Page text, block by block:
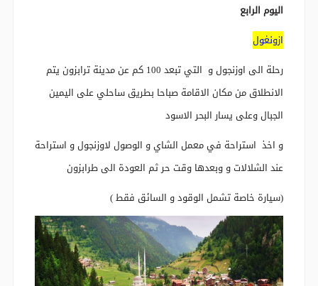
اليوم الرابع
ازونغول
رحلة الى اوزنجول و التي تبعد 100 كم عن مدينة ترابزون يتم
الانطلاق من مكان الاقامة صباحا بطريق ساحلي على اليمين
الجبال وعلى يسار البحر الاسود
و اخذ استراحة في معمل الشاي و الوصول لاوزنجول و استراحة
عند الشلالات و وبعدها وقت حر ثم العودة الى طرابزون
(سيارة خاصة تشمل الوقود و السائق فقط )